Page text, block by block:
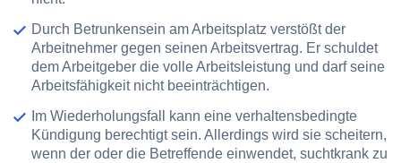
Durch Betrunkensein am Arbeitsplatz verstößt der
Arbeitnehmer gegen seinen Arbeitsvertrag. Er schuldet
dem Arbeitgeber die volle Arbeitsleistung und darf seine
Arbeitsfähigkeit nicht beeinträchtigen.
Im Wiederholungsfall kann eine verhaltensbedingte
Kündigung berechtigt sein. Allerdings wird sie scheitern,
wenn der oder die Betreffende einwendet, suchtkrank zu